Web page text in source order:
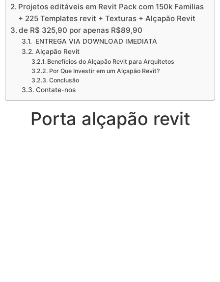
Projetos editáveis em Revit Pack com 150k Familias
+ 225 Templates revit + Texturas + Alçapão Revit
de R$ 325,90 por apenas R$89,90
ENTREGA VIA DOWNLOAD IMEDIATA
Alçapão Revit
Benefícios do Alçapão Revit para Arquitetos
Por Que Investir em um Alçapão Revit?
Conclusão
Contate-nos
Porta alçapão revit